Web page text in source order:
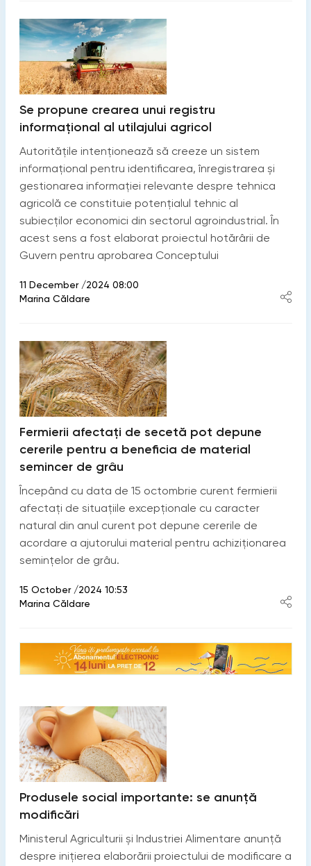
Se propune crearea unui registru
informațional al utilajului agricol
Autoritățile intenționează să creeze un sistem
informațional pentru identificarea, înregistrarea și
gestionarea informației relevante despre tehnica
agricolă ce constituie potențialul tehnic al
subiecților economici din sectorul agroindustrial. În
acest sens a fost elaborat proiectul hotărârii de
Guvern pentru aprobarea Conceptului
11 December /2024 08:00
Marina Căldare
Fermierii afectați de secetă pot depune
cererile pentru a beneficia de material
semincer de grâu
Începând cu data de 15 octombrie curent fermierii
afectați de situațiile excepționale cu caracter
natural din anul curent pot depune cererile de
acordare a ajutorului material pentru achiziționarea
semințelor de grâu.
15 October /2024 10:53
Marina Căldare
Produsele social importante: se anunță
modificări
Ministerul Agriculturii și Industriei Alimentare anunță
despre inițierea elaborării proiectului de modificare a